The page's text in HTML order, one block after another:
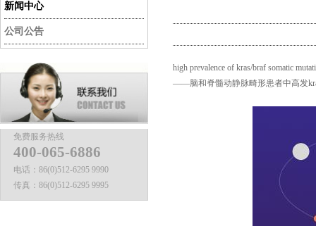
新闻中心
公司公告
免费服务热线
400-065-6886
电话： 86(0)512-6295 9990
传真： 86(0)512-6295 9995
high prevalence of kras/braf somatic
——脑和脊髓动静脉畸形患者中高发